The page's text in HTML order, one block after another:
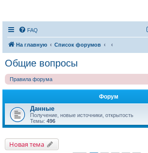
FAQ
На главную Список форумов
Общие вопросы
Правила форума
Форум
Данные
Получение, новые источники, открытость
Темы: 496
Новая тема